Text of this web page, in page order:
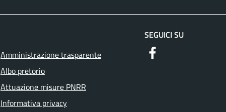
Amministrazione trasparente
Albo pretorio
Attuazione misure PNRR
Informativa privacy
SEGUICI SU